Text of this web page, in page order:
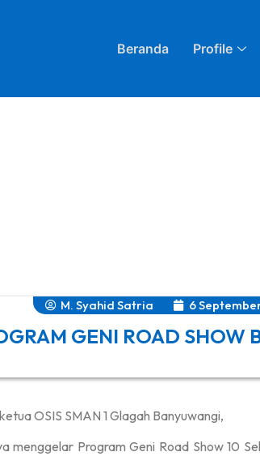
Beranda Profile
M. Syahid Satria 6
GENI ROAD SHOW
OSIS SMAN 1 Glagah Banyuwangi,
menggelar Program Geni Road Show 10